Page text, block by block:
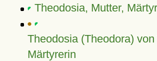
Theodosia, Mutter,
Theodosia (Theodora) von
Märtyrerin